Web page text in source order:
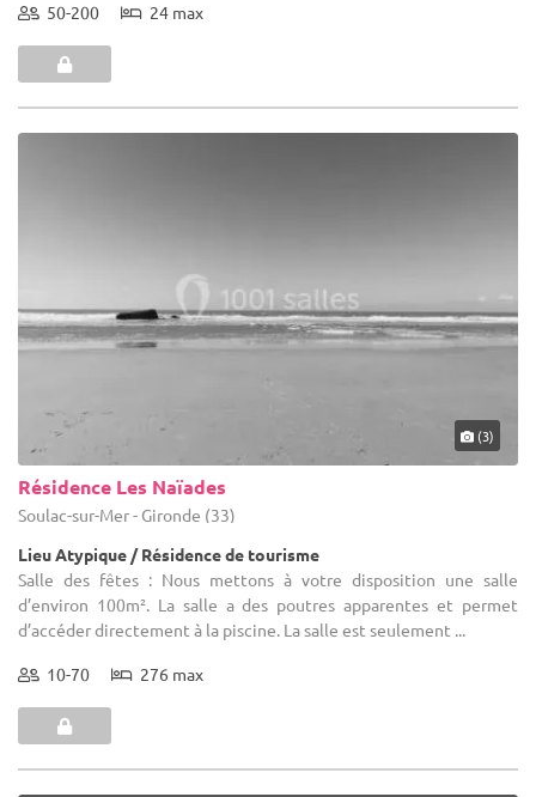
50-200 24 max
(3)
Résidence Les Naïades
Soulac-sur-Mer - Gironde (33)
Lieu Atypique / Résidence de tourisme
Salle des fêtes : Nous mettons à votre disposition une salle
d’environ 100m². La salle a des poutres apparentes et permet
d’accéder directement à la piscine. La salle est seulement ...
10-70 276 max